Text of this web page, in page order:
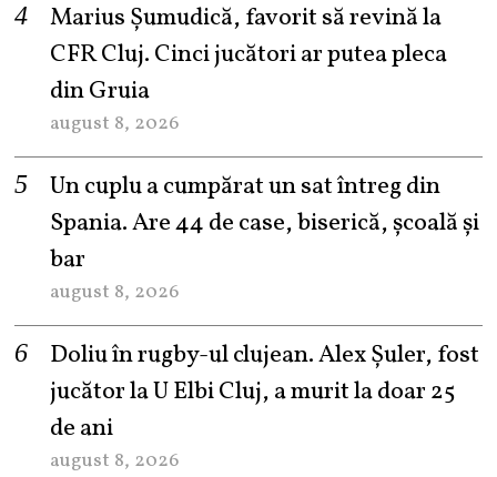
Marius Șumudică, favorit să revină la
CFR Cluj. Cinci jucători ar putea pleca
din Gruia
august 8, 2026
Un cuplu a cumpărat un sat întreg din
Spania. Are 44 de case, biserică, școală și
bar
august 8, 2026
Doliu în rugby-ul clujean. Alex Șuler, fost
jucător la U Elbi Cluj, a murit la doar 25
de ani
august 8, 2026